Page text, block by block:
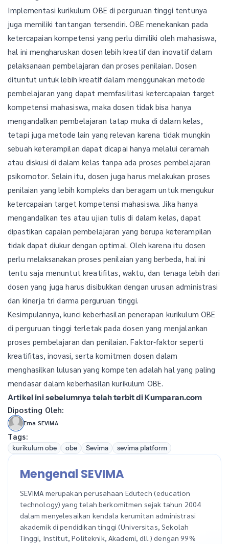
Implementasi kurikulum OBE di perguruan tinggi tentunya
juga memiliki tantangan tersendiri. OBE menekankan pada
ketercapaian kompetensi yang perlu dimiliki oleh mahasiswa,
hal ini mengharuskan dosen lebih kreatif dan inovatif dalam
pelaksanaan pembelajaran dan proses penilaian. Dosen
dituntut untuk lebih kreatif dalam menggunakan metode
pembelajaran yang dapat memfasilitasi ketercapaian target
kompetensi mahasiswa, maka dosen tidak bisa hanya
mengandalkan pembelajaran tatap muka di dalam kelas,
tetapi juga metode lain yang relevan karena tidak mungkin
sebuah keterampilan dapat dicapai hanya melalui ceramah
atau diskusi di dalam kelas tanpa ada proses pembelajaran
psikomotor. Selain itu, dosen juga harus melakukan proses
penilaian yang lebih kompleks dan beragam untuk mengukur
ketercapaian target kompetensi mahasiswa. Jika hanya
mengandalkan tes atau ujian tulis di dalam kelas, dapat
dipastikan capaian pembelajaran yang berupa keterampilan
tidak dapat diukur dengan optimal. Oleh karena itu dosen
perlu melaksanakan proses penilaian yang berbeda, hal ini
tentu saja menuntut kreatifitas, waktu, dan tenaga lebih dari
dosen yang juga harus disibukkan dengan urusan administrasi
dan kinerja tri darma perguruan tinggi.
Kesimpulannya, kunci keberhasilan penerapan kurikulum OBE
di perguruan tinggi terletak pada dosen yang menjalankan
proses pembelajaran dan penilaian. Faktor-faktor seperti
kreatifitas, inovasi, serta komitmen dosen dalam
menghasilkan lulusan yang kompeten adalah hal yang paling
mendasar dalam keberhasilan kurikulum OBE.
Artikel ini sebelumnya telah terbit di Kumparan.com
Diposting Oleh:
Erna SEVIMA
Tags:
kurikulum obe obe Sevima sevima platform
Mengenal SEVIMA
SEVIMA merupakan perusahaan Edutech (education
technology) yang telah berkomitmen sejak tahun 2004
dalam menyelesaikan kendala kerumitan administrasi
akademik di pendidikan tinggi (Universitas, Sekolah
Tinggi, Institut, Politeknik, Akademi, dll.) dengan 99%